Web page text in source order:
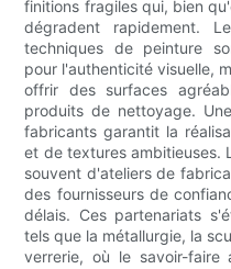
finitions fragiles qui, bien
dégradent rapidement.
techniques de peinture
pour l'authenticité visuelle,
offrir des surfaces
produits de nettoyage.
fabricants garantit la
et de textures ambitieuses.
souvent d'ateliers de
des fournisseurs de
délais. Ces partenariats
tels que la métallurgie, la
verrerie, où le savoir-faire